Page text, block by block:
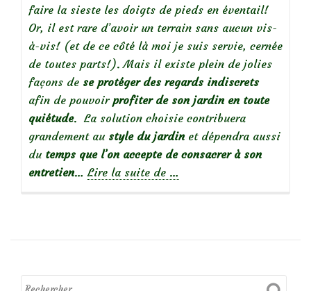
faire la sieste les doigts de pieds en éventail!
Or, il est rare d’avoir un terrain sans aucun vis-
à-vis! (et de ce côté là moi je suis servie, cernée
de toutes parts!). Mais il existe plein de jolies
façons de se protéger des regards indiscrets
afin de pouvoir profiter de son jardin en toute
quiétude. La solution choisie contribuera
grandement au style du jardinet dépendra aussi
du temps que l’on accepte de consacrer à son
entretien… Lire la suite de
comment
son
…